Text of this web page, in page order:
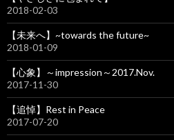
2018-02-03
【未来へ】~towards the future~
2018-01-09
【心象】～impression～2017.Nov.
2017-11-30
【追悼】Rest in Peace
2017-07-20